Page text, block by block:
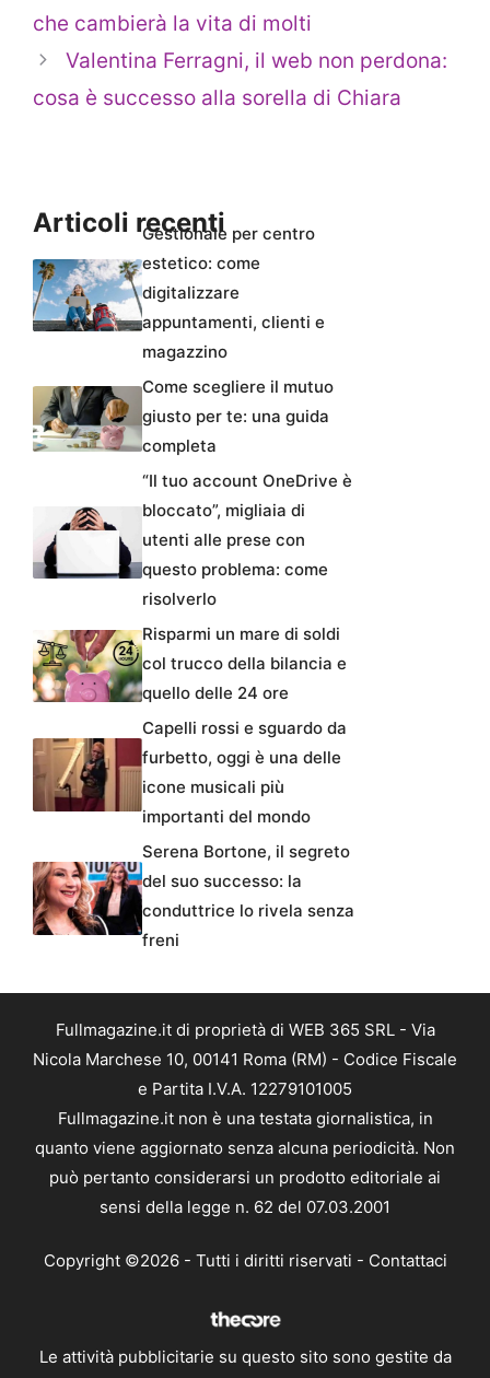
che cambierà la vita di molti
Valentina Ferragni, il web non perdona:
cosa è successo alla sorella di Chiara
Articoli recentiGestionale per centro
estetico: come
digitalizzare
appuntamenti, clienti e
magazzino
Come scegliere il mutuo
giusto per te: una guida
completa
“Il tuo account OneDrive è
bloccato”, migliaia di
utenti alle prese con
questo problema: come
risolverlo
Risparmi un mare di soldi
col trucco della bilancia e
quello delle 24 ore
Capelli rossi e sguardo da
furbetto, oggi è una delle
icone musicali più
importanti del mondo
Serena Bortone, il segreto
del suo successo: la
conduttrice lo rivela senza
freni
Fullmagazine.it di proprietà di WEB 365 SRL - Via
Nicola Marchese 10, 00141 Roma (RM) - Codice Fiscale
e Partita I.V.A. 12279101005
Fullmagazine.it non è una testata giornalistica, in
quanto viene aggiornato senza alcuna periodicità. Non
può pertanto considerarsi un prodotto editoriale ai
sensi della legge n. 62 del 07.03.2001
Copyright ©2026 - Tutti i diritti riservati - Contattaci
Le attività pubblicitarie su questo sito sono gestite da